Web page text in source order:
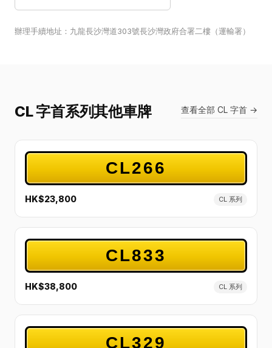
辦理手續地址：九龍長沙灣道303號長沙灣政府合署二樓（運輸署）
CL 字首系列其他車牌 查看全部 CL 字首 →
CL266
HK$23,800 CL 系列
CL833
HK$38,800 CL 系列
CL329